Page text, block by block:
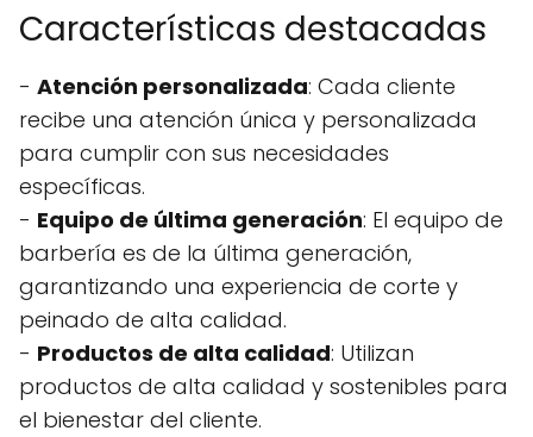
Características destacadas
- Atención personalizada: Cada cliente
recibe una atención única y personalizada
para cumplir con sus necesidades
específicas.
- Equipo de última generación: El equipo de
barbería es de la última generación,
garantizando una experiencia de corte y
peinado de alta calidad.
- Productos de alta calidad: Utilizan
productos de alta calidad y sostenibles para
el bienestar del cliente.